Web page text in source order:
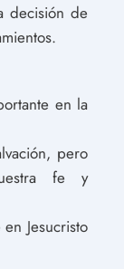
decisión de
en la
pero
fe y
Jesucristo